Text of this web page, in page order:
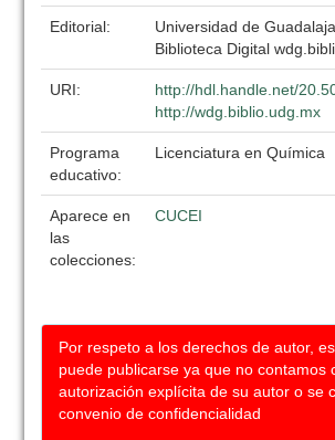
Editorial:
Universidad de
Biblioteca Digital
URI:
http://hdl.handle.net/
http://wdg.biblio.udg.mx
Programa
educativo:
Licenciatura en Química
Aparece en
las
colecciones:
CUCEI
Por respeto a los derechos de autor,
puede publicarse ya que no contamos
autorización explícita de su autor o se
convenio de confidencialidad